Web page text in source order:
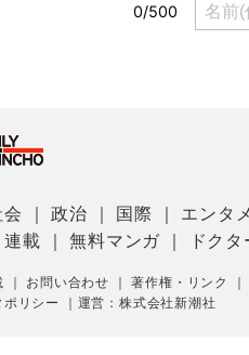
会 ｜政治 国際 エンタメ
連載 ｜無料マンガ ドク
｜ お問い合わせ ｜著作権・リンク ｜
ポリシー ｜ 運営：株式会社新潮社